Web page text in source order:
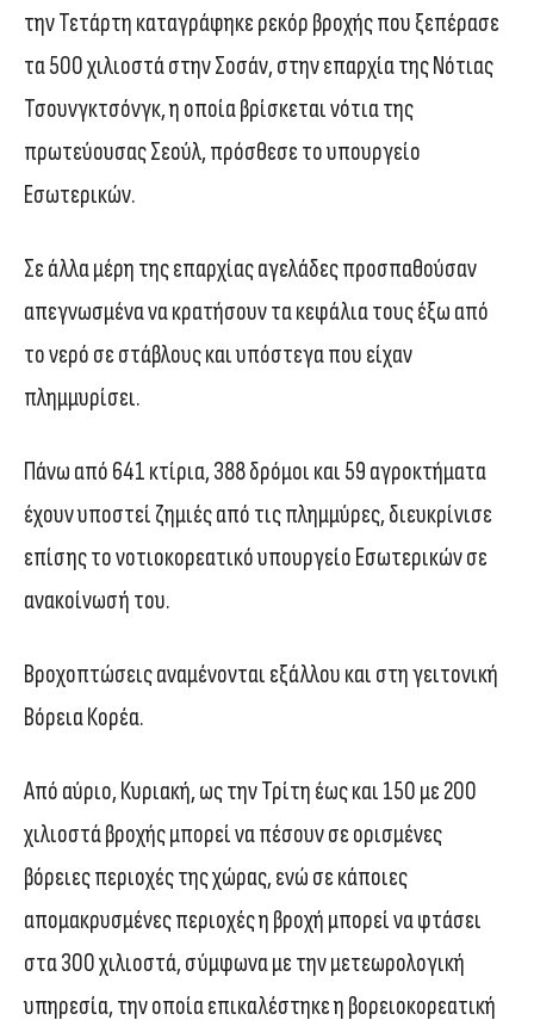
την Τετάρτη καταγράφηκε ρεκόρ βροχής που ξεπέρασε
τα 500 χιλιοστά στην Σοσάν, στην επαρχία της Νότιας
Τσουνγκτσόνγκ, η οποία βρίσκεται νότια της
πρωτεύουσας Σεούλ, πρόσθεσε το υπουργείο
Εσωτερικών.
Σε άλλα μέρη της επαρχίας αγελάδες προσπαθούσαν
απεγνωσμένα να κρατήσουν τα κεφάλια τους έξω από
το νερό σε στάβλους και υπόστεγα που είχαν
πλημμυρίσει.
Πάνω από 641 κτίρια, 388 δρόμοι και 59 αγροκτήματα
έχουν υποστεί ζημιές από τις πλημμύρες, διευκρίνισε
επίσης το νοτιοκορεατικό υπουργείο Εσωτερικών σε
ανακοίνωσή του.
Βροχοπτώσεις αναμένονται εξάλλου και στη γειτονική
Βόρεια Κορέα.
Από αύριο, Κυριακή, ως την Τρίτη έως και 150 με 200
χιλιοστά βροχής μπορεί να πέσουν σε ορισμένες
βόρειες περιοχές της χώρας, ενώ σε κάποιες
απομακρυσμένες περιοχές η βροχή μπορεί να φτάσει
στα 300 χιλιοστά, σύμφωνα με την μετεωρολογική
υπηρεσία, την οποία επικαλέστηκε η βορειοκορεατική